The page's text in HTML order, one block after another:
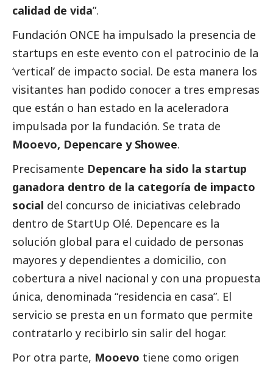
calidad de vida”.
Fundación ONCE ha impulsado la presencia de
startups en este evento con el patrocinio de la
‘vertical’ de impacto social. De esta manera los
visitantes han podido conocer a tres empresas
que están o han estado en la aceleradora
impulsada por la fundación. Se trata de
Mooevo, Depencare y Showee.
Precisamente Depencare ha sido la startup
ganadora dentro de la categoría de impacto
social del concurso de iniciativas celebrado
dentro de StartUp Olé. Depencare es la
solución global para el cuidado de personas
mayores y dependientes a domicilio, con
cobertura a nivel nacional y con una propuesta
única, denominada “residencia en casa”. El
servicio se presta en un formato que permite
contratarlo y recibirlo sin salir del hogar.
Por otra parte, Mooevo tiene como origen